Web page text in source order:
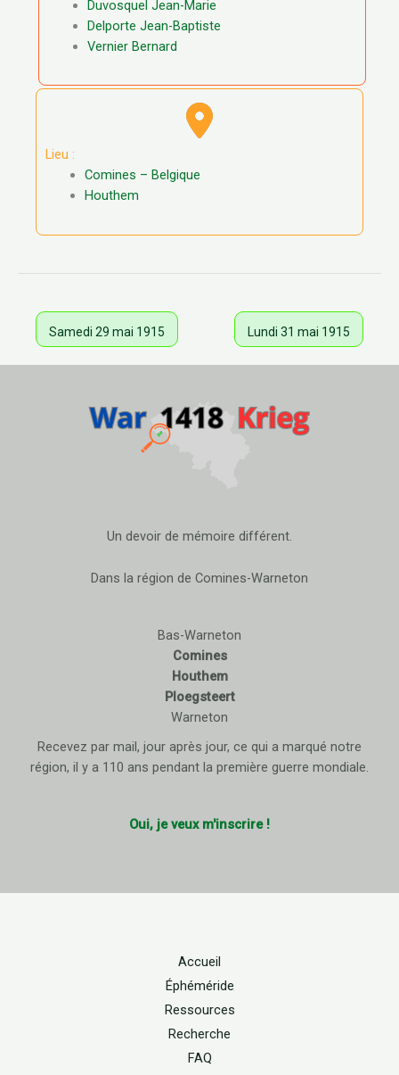
Duvosquel Jean-Marie
Delporte Jean-Baptiste
Vernier Bernard
Lieu :
Comines – Belgique
Houthem
Samedi 29 mai 1915 Lundi 31 mai 1915
Un devoir de mémoire différent.
Dans la région de Comines-Warneton
Bas-Warneton
Comines
Houthem
Ploegsteert
Warneton
Recevez par mail, jour après jour, ce qui a marqué notre
région, il y a 110 ans pendant la première guerre mondiale.
Oui, je veux m'inscrire !
Accueil
Éphéméride
Ressources
Recherche
FAQ